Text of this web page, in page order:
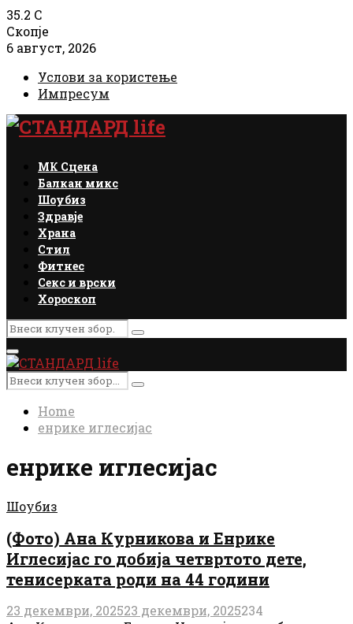
35.2 C
Скопје
6 август, 2026
Услови за користење
Импресум
Facebook
Instagram
Email
Rss
МК Сцена
Балкан микс
Шоубиз
Здравје
Храна
Стил
Фитнес
Секс и врски
Хороскоп
Search
for:
Search
Primary
Menu
Search
for:
Search
Home
енрике иглесијас
енрике иглесијас
Шоубиз
(Фото) Ана Курникова и Енрике
Иглесијас го добија четвртото дете,
тенисерката роди на 44 години
23 декември, 202523 декември, 2025234